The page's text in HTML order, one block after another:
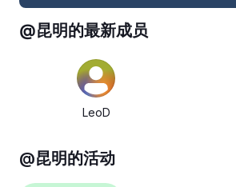
@昆明的最新成员
LeoD
@昆明的活动